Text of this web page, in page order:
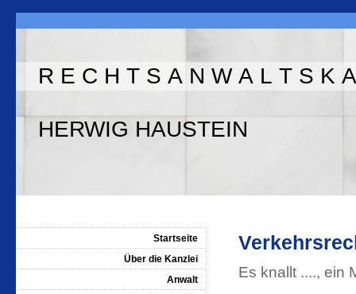
R E C H T S A N W A L T S K
HERWIG HAUSTEIN
Es knallt ...., ein
Startseite
Über die Kanzlei
Anwalt